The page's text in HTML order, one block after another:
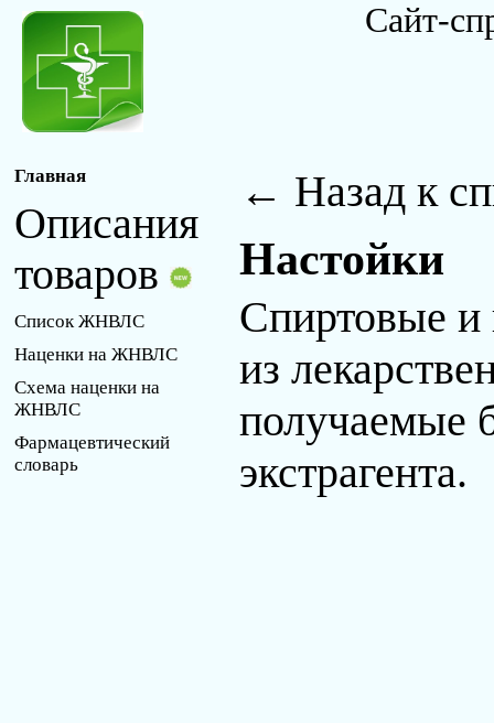
Сайт-
Главная
Описания
товаров
Список ЖНВЛС
Наценки на ЖНВЛС
Схема наценки на
ЖНВЛС
Фармацевтический
словарь
← Назад к
Настойки
Спиртовые и
из
получаемые
экстрагента.